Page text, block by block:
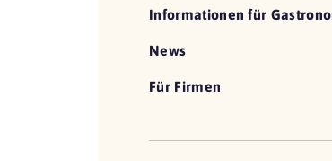
Informationen für
News
Für Firmen